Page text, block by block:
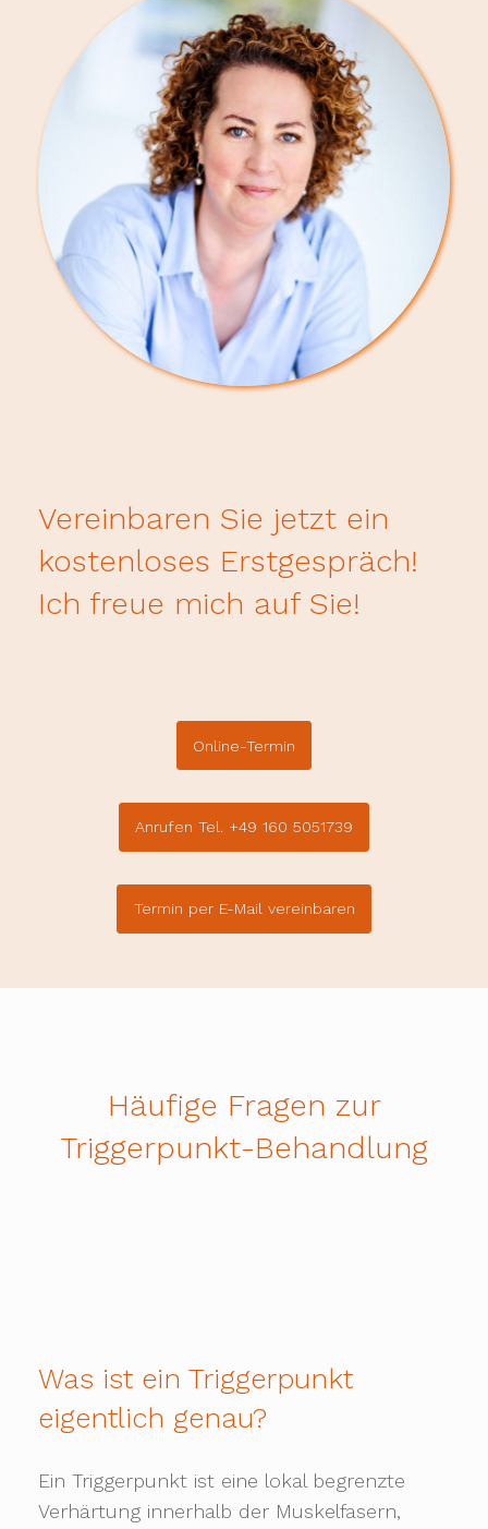
Vereinbaren Sie jetzt ein
kostenloses Erstgespräch!
Ich freue mich auf Sie!
Online-Termin
Anrufen Tel. +49 160 5051739
Termin per E-Mail vereinbaren
Häufige Fragen zur
Triggerpunkt-Behandlung
Was ist ein Triggerpunkt
eigentlich genau?
Ein Triggerpunkt ist eine lokal begrenzte
Verhärtung innerhalb der Muskelfasern,